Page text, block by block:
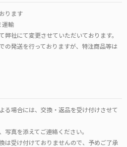
ります
運輸
社にて変更させていただいております。
の発送を行っておりますが、特注商品等は
る場合には、交換・返品を受け付けさせて
真を添えてご連絡ください。
は受け付けておりませんので、予めご了承